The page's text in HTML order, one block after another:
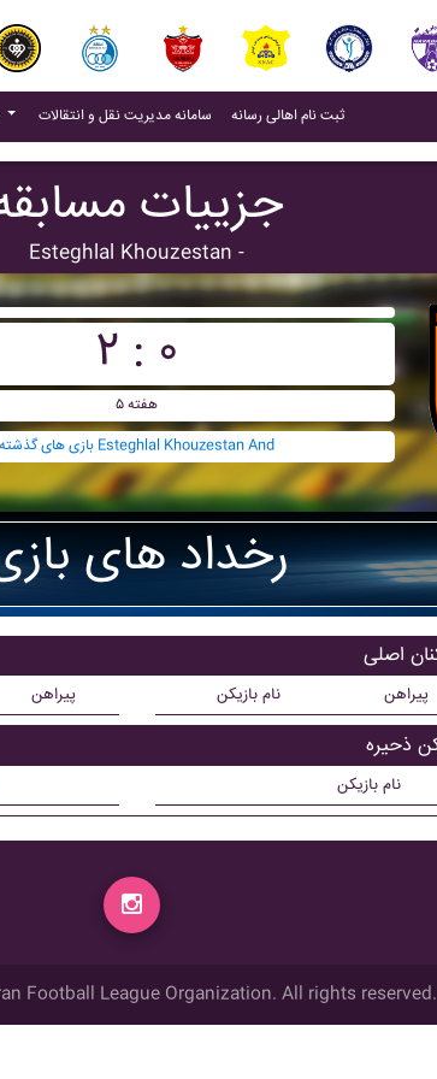
سامانه مدیریت نقل و انتقالات (current)
ثبت نام اهالی رسانه(current)
جزییات
Esteghlal Khouzestan -
۲ : ۰
هفته ۵
بازی های گذشته Esteghlal Khouzestan And
رخداد های
پیراهن نام بازیکن پیراهن
نام بازیکن
Football League Organization. All rights reserved.